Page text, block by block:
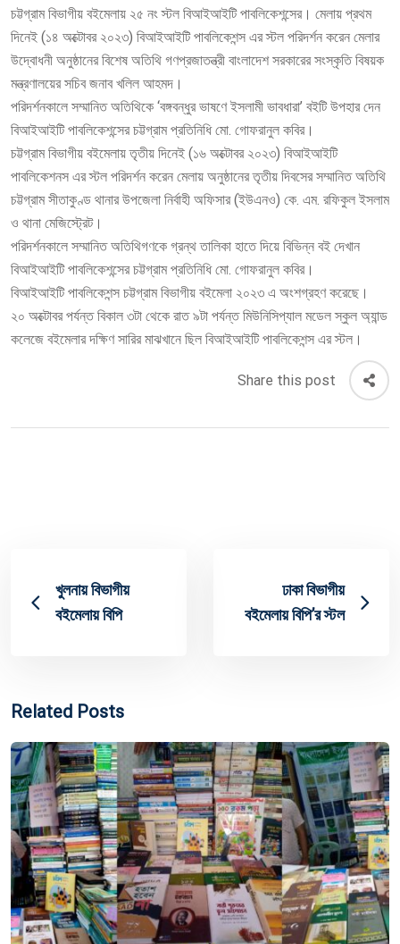
S
T
E
D
O
N
চট্টগ্রাম বিভাগীয় বইমেলায় ২৫ নং স্টল বিআইআইটি পাবলিকেশন্সের। মেলায় প্রথম
দিনেই (১৪ অক্টোবর ২০২৩) বিআইআইটি পাবলিকেশন্স এর স্টল পরিদর্শন করেন মেলার
উদ্বোধনী অনুষ্ঠানের বিশেষ অতিথি গণপ্রজাতন্ত্রী বাংলাদেশ সরকারের সংস্কৃতি বিষয়ক
মন্ত্রণালয়ের সচিব জনাব খলিল আহমদ।
পরিদর্শনকালে সম্মানিত অতিথিকে ‘বঙ্গবন্ধুর ভাষণে ইসলামী ভাবধারা’ বইটি উপহার দেন
বিআইআইটি পাবলিকেশন্সের চট্টগ্রাম প্রতিনিধি মো. গোফরানুল কবির।
চট্টগ্রাম বিভাগীয় বইমেলায় তৃতীয় দিনেই (১৬ অক্টোবর ২০২৩) বিআইআইটি
পাবলিকেশনস এর স্টল পরিদর্শন করেন মেলায় অনুষ্ঠানের তৃতীয় দিবসের সম্মানিত অতিথি
চট্টগ্রাম সীতাকুণ্ড থানার উপজেলা নির্বাহী অফিসার (ইউএনও) কে. এম. রফিকুল ইসলাম
ও থানা মেজিস্ট্রেট।
পরিদর্শনকালে সম্মানিত অতিথিগণকে গ্রন্থ তালিকা হাতে দিয়ে বিভিন্ন বই দেখান
বিআইআইটি পাবলিকেশন্সের চট্টগ্রাম প্রতিনিধি মো. গোফরানুল কবির।
বিআইআইটি পাবলিকেশন্স চট্টগ্রাম বিভাগীয় বইমেলা ২০২৩ এ অংশগ্রহণ করেছে।
২০ অক্টোবর পর্যন্ত বিকাল ৩টা থেকে রাত ৯টা পর্যন্ত মিউনিসিপ্যাল মডেল স্কুল অ্যান্ড
কলেজে বইমেলার দক্ষিণ সারির মাঝখানে ছিল বিআইআইটি পাবলিকেশন্স এর স্টল।
Share this post
খুলনায় বিভাগীয়
বইমেলায় বিপি
ঢাকা বিভাগীয়
বইমেলায় বিপি’র স্টল
Related Posts